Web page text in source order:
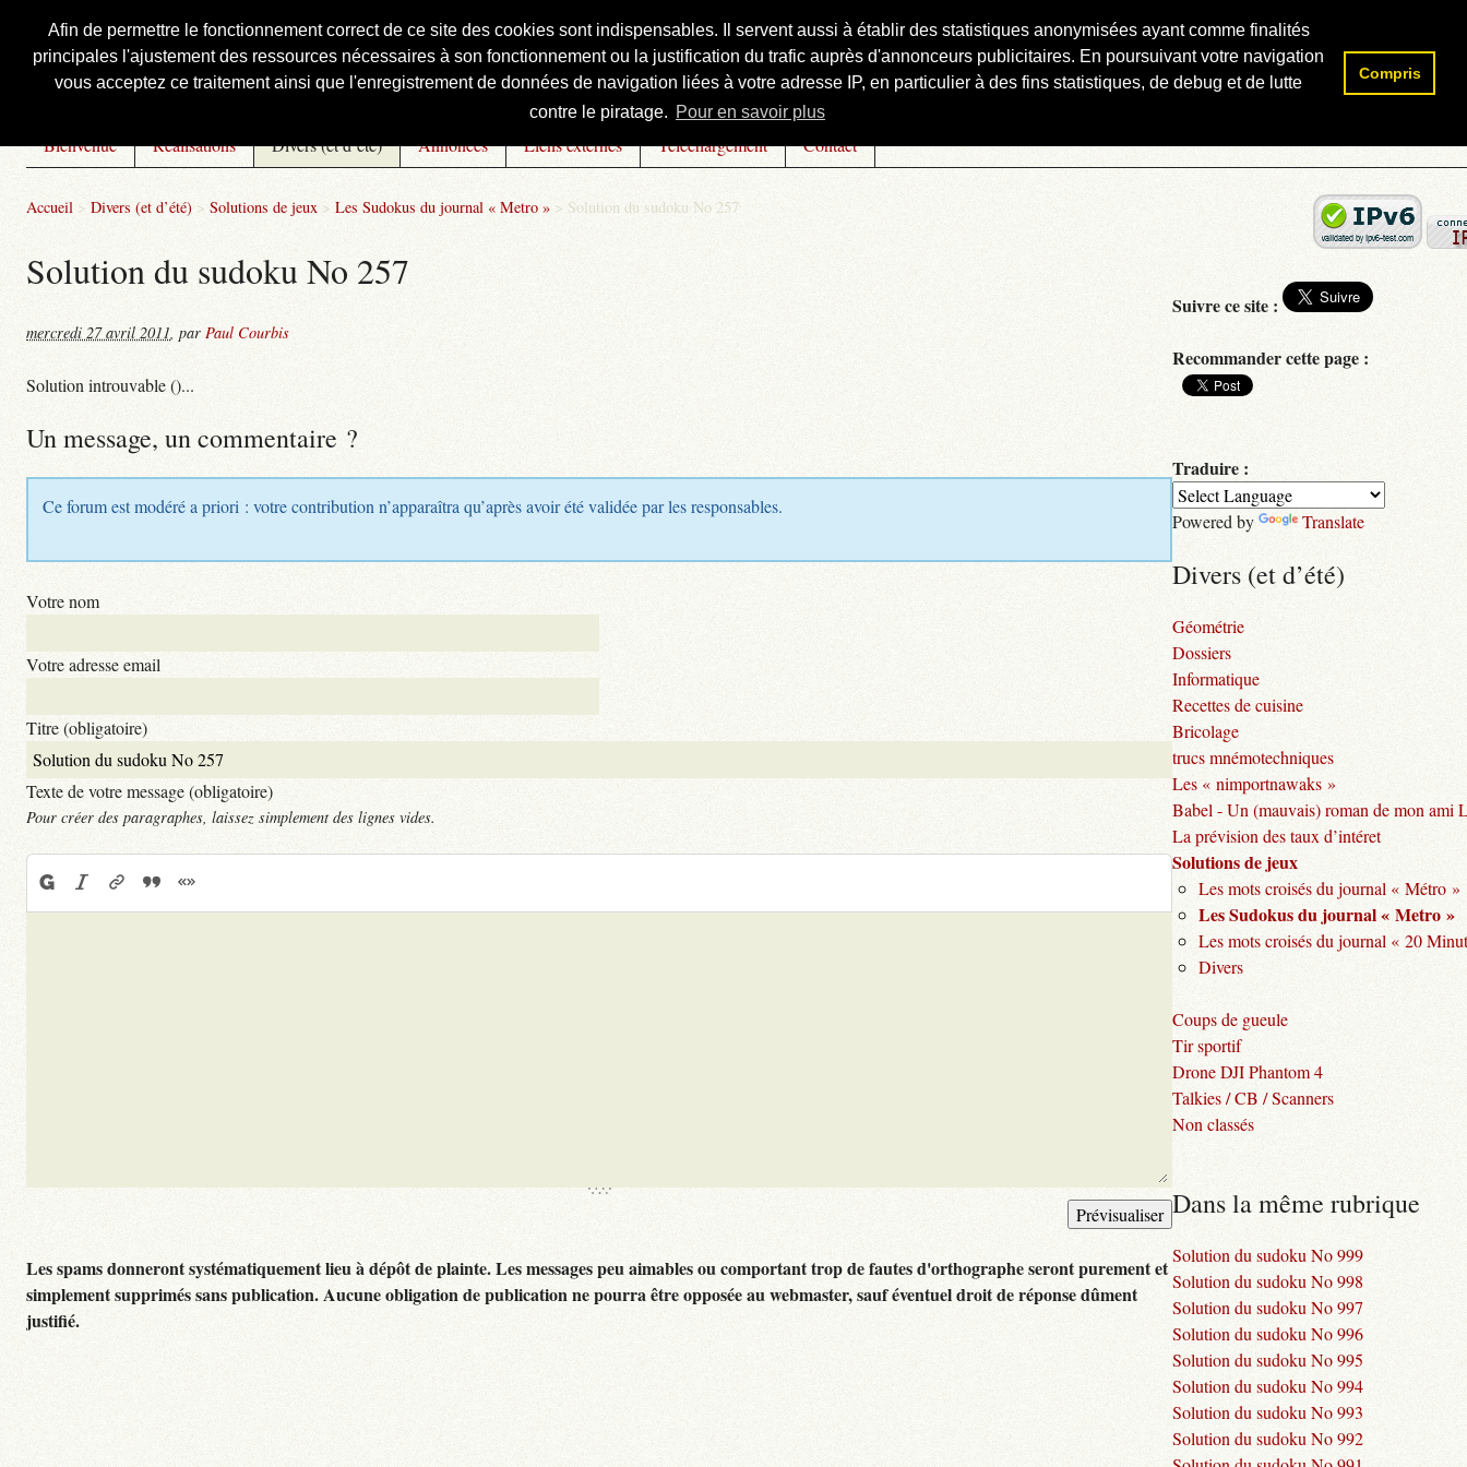
Afin de permettre le fonctionnement correct de ce site des cookies sont indispensables. Il servent aussi à établir des statistiques anonymisées ayant comme finalités
principales l'ajustement des ressources nécessaires à son fonctionnement ou la justification du trafic auprès d'annonceurs publicitaires. En poursuivant votre navigation
vous acceptez ce traitement ainsi que l'enregistrement de données de navigation liées à votre adresse IP, en particulier à des fins statistiques, de debug et de lutte
contre le piratage. Pour en savoir plus
Compris
Courbis, « LE » Blog Officiel
Bienvenue Réalisations Divers (et d’été) Annonces Liens externes Téléchargement Contact
Accueil > Divers (et d’été) > Solutions de jeux > Les Sudokus du journal « Metro » > Solution du sudoku No 257
Solution du sudoku No 257
mercredi 27 avril 2011, par Paul Courbis
Solution introuvable ()...
Un message, un commentaire ?
Ce forum est modéré a priori : votre contribution n’apparaîtra qu’après avoir été validée par les responsables.
Votre nom
Votre adresse email
Titre (obligatoire)
Texte de votre message (obligatoire)
Pour créer des paragraphes, laissez simplement des lignes vides.
Les spams donneront systématiquement lieu à dépôt de plainte. Les messages peu aimables ou comportant trop de fautes d'orthographe seront purement et
simplement supprimés sans publication. Aucune obligation de publication ne pourra être opposée au webmaster, sauf éventuel droit de réponse dûment
justifié.
Rechercher :
Suivre ce site :
Recommander cette page :
Traduire :
Powered by Translate
Divers (et d’été)
Géométrie
Dossiers
Informatique
Recettes de cuisine
Bricolage
trucs mnémotechniques
Les « nimportnawaks »
Babel - Un (mauvais) roman de mon ami
La prévision des taux d’intéret
Solutions de jeux
Les mots croisés du journal « Métro »
Les Sudokus du journal « Metro »
Les mots croisés du journal « 20
Divers
Coups de gueule
Tir sportif
Drone DJI Phantom 4
Talkies / CB / Scanners
Non classés
Dans la même rubrique
Solution du sudoku No 999
Solution du sudoku No 998
Solution du sudoku No 997
Solution du sudoku No 996
Solution du sudoku No 995
Solution du sudoku No 994
Solution du sudoku No 993
Solution du sudoku No 992